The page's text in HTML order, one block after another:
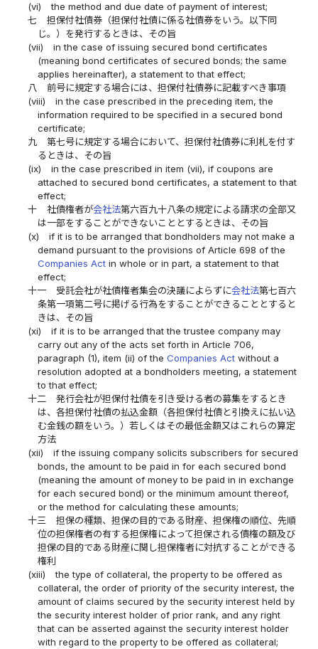
(vi)
the method and due date of payment of interest;
七
担保付社債券（担保付社債に係る社債券をいう。以下同
じ。）を発行するときは、その旨
(vii)
in the case of issuing secured bond certificates
(meaning bond certificates of secured bonds; the same
applies hereinafter), a statement to that effect;
八
前号に規定する場合には、担保付社債券に記載すべき事項
(viii)
in the case prescribed in the preceding item, the
information required to be specified in a secured bond
certificate;
九
第七号に規定する場合において、担保付社債券に利札を付す
るときは、その旨
(ix)
in the case prescribed in item (vii), if coupons are
attached to secured bond certificates, a statement to that
effect;
十
社債権者が会社法第六百九十八条の規定による請求の全部又
は一部をすることができないこととするときは、その旨
(x)
if it is to be arranged that bondholders may not make a
demand pursuant to the provisions of Article 698 of the
Companies Actin whole or in part, a statement to that
effect;
十一
受託会社が社債権者集会の決議によらずに会社法第七百六
条第一項第二号に掲げる行為をすることができることとすると
きは、その旨
(xi)
if it is to be arranged that the trustee company may
carry out any of the acts set forth in Article 706,
paragraph (1), item (ii) of the Companies Actwithout a
resolution adopted at a bondholders meeting, a statement
to that effect;
十二
発行会社が担保付社債を引き受ける者の募集をするとき
は、各担保付社債の払込金額（各担保付社債と引換えに払い込
む金銭の額をいう。）若しくはその最低金額又はこれらの算定
方法
(xii)
if the issuing company solicits subscribers for secured
bonds, the amount to be paid in for each secured bond
(meaning the amount of money to be paid in in exchange
for each secured bond) or the minimum amount thereof,
or the method for calculating these amounts;
十三
担保の種類、担保の目的である財産、担保権の順位、先順
位の担保権者の有する担保権によって担保される債権の額及び
担保の目的である財産に関し担保権者に対抗することができる
権利
(xiii)
the type of collateral, the property to be offered as
collateral, the order of priority of the security interest, the
amount of claims secured by the security interest held by
the security interest holder of prior rank, and any right
that can be asserted against the security interest holder
with regard to the property to be offered as collateral;